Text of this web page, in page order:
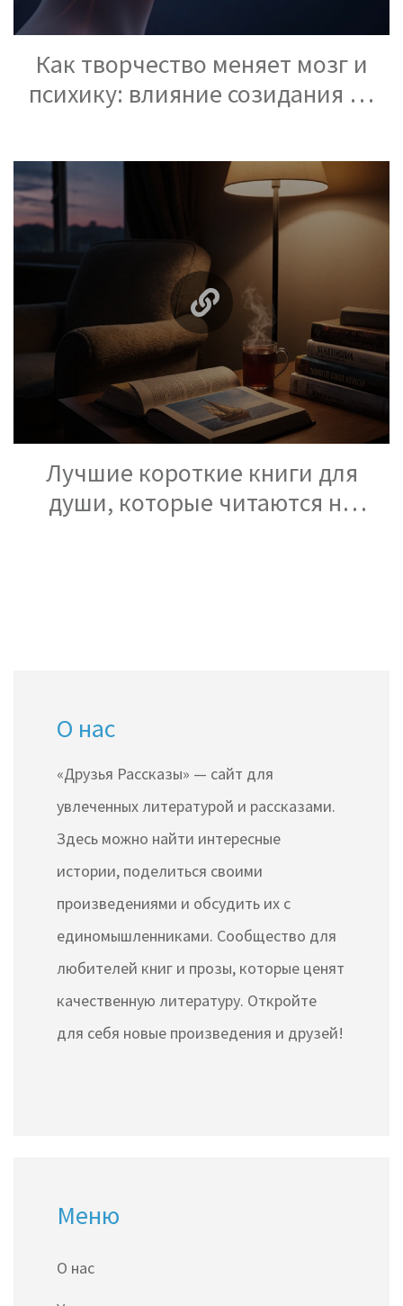
Как творчество меняет мозг и
психику: влияние созидания на
Лучшие короткие книги для
души, которые читаются на
О нас
«Друзья Рассказы» — сайт для
увлеченных литературой и рассказами.
Здесь можно найти интересные
истории, поделиться своими
произведениями и обсудить их с
единомышленниками. Сообщество для
любителей книг и прозы, которые ценят
качественную литературу. Откройте
для себя новые произведения и друзей!
Меню
О нас